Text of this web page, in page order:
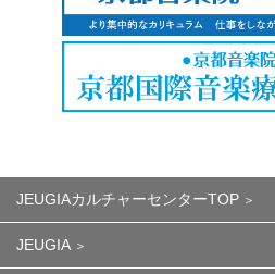
JEUGIAカルチャーセンターTOP
JEUGIA